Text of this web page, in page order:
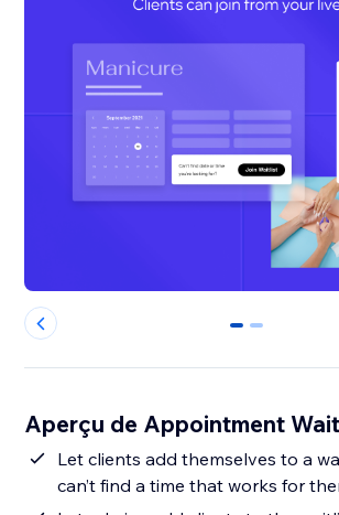
0 1
Aperçu de Appointment
Let clients add themselves to a
can’t find a time that works for